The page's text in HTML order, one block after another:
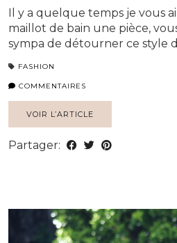
Il y a quelque temps je vous
maillot de bain une pièce,
sympa de détourner ce style
FASHION
COMMENTAIRES
VOIR L’ARTICLE
Partager: